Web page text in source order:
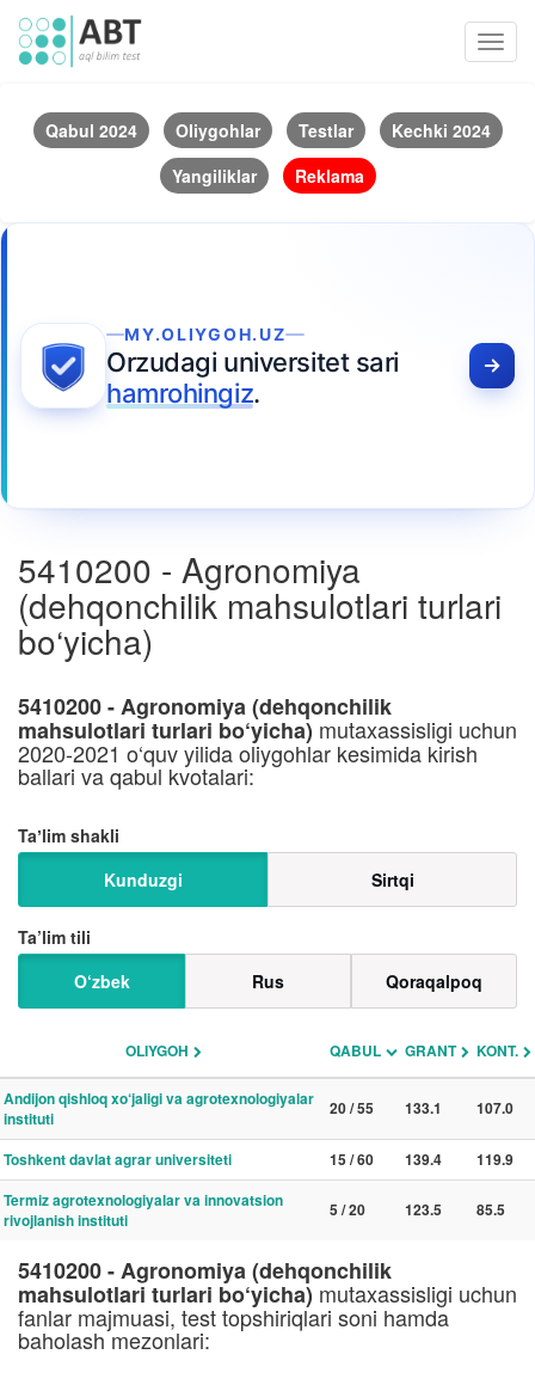
Qabul 2024 Oliygohlar Testlar
Kechki 2024
Yangiliklar
Reklama
MY.OLIYGOH.UZ
Orzudagi universitet sari
hamrohingiz.
5410200 - Agronomiya
(dehqonchilik mahsulotlari turlari
bo‘yicha)
5410200 - Agronomiya (dehqonchilik
mahsulotlari turlari bo‘yicha) mutaxassisligi uchun
2020-2021 o‘quv yilida oliygohlar kesimida kirish
ballari va qabul kvotalari:
Taʼlim shakli
Kunduzgi
Sirtqi
Ta’lim tili
O‘zbek
Rus Qoraqalpoq
OLIYGOH QABUL GRANT KONT.
Andijon qishloq xo‘jaligi va agrotexnologiyalar
instituti
20 / 55 133.1 107.0
Toshkent davlat agrar universiteti 15 / 60 139.4
119.9
Termiz agrotexnologiyalar va innovatsion
rivojlanish instituti
5 / 20 123.5 85.5
5410200 - Agronomiya (dehqonchilik
mahsulotlari turlari bo‘yicha) mutaxassisligi uchun
fanlar majmuasi, test topshiriqlari soni hamda
baholash mezonlari: